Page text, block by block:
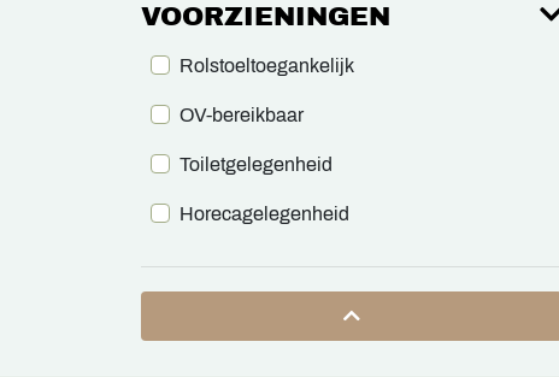
VOORZIENINGEN
Rolstoeltoegankelijk
OV-bereikbaar
Toiletgelegenheid
Horecagelegenheid